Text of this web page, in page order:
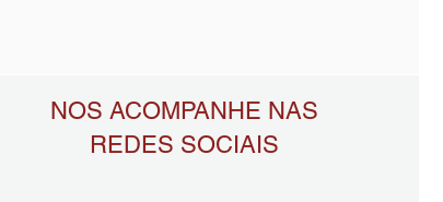
NOS ACOMPANHE NAS
REDES SOCIAIS